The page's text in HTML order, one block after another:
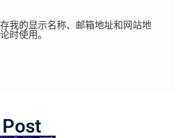
我的显示名称、邮箱地址和网站地
时使用。